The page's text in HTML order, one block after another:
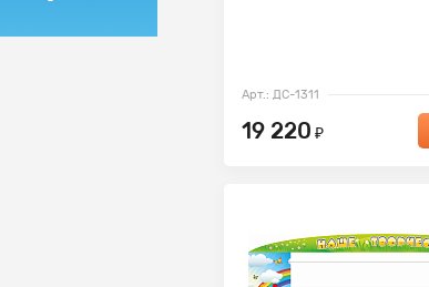
Арт.: ДС-1311
19 220 ₽